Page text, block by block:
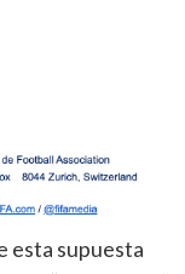
esta supuesta